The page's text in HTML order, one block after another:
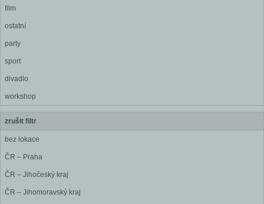
film
ostatní
party
sport
divadlo
workshop
zrušit filtr
bez lokace
ČR – Praha
ČR – Jihočeský kraj
ČR – Jihomoravský kraj